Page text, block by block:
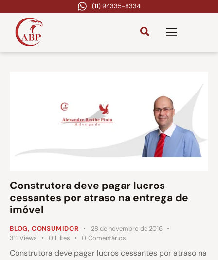
(11) 94335-8334
Construtora deve pagar lucros
cessantes por atraso na entrega de
imóvel
BLOG, CONSUMIDOR
28 de novembro de 2016
311 Views 0 Likes 0 Comentários
Construtora deve pagar lucros cessantes por atraso na